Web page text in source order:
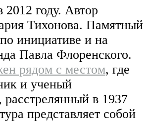
2012 году. Автор
Тихонова. Памятный
инициативе и на
Павла Флоренского.
рядом с местом, где
и ученый
в 1937
представляет собой